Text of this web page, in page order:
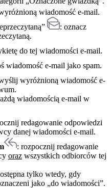
wiadomość e-mail.
: oznacz
do tej wiadomości e-mail.
wiadomość e-mail jako spam.
wyróżnioną wiadomość e-
wiadomością e-mail w
redagowanie odpowiedzi
danej wiadomości e-mail.
: rozpocznij redagowanie
oraz wszystkich odbiorców tej
tylko wtedy, gdy
jako „do wiadomości”.